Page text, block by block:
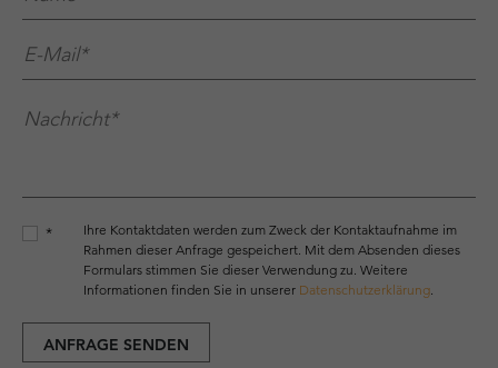
E-Mail**
Nachricht**
*
Ihre Kontaktdaten werden zum Zweck der Kontaktaufnahme im
Rahmen dieser Anfrage gespeichert. Mit dem Absenden dieses
Formulars stimmen Sie dieser Verwendung zu. Weitere
Informationen finden Sie in unserer Datenschutzerklärung.
ANFRAGE SENDEN